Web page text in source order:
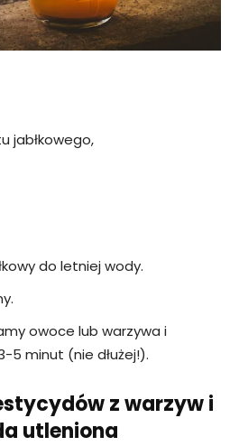
jabłkowego,
do letniej wody.
owoce lub warzywa i
5 minut (nie dłużej!).
z warzyw i
utleniona